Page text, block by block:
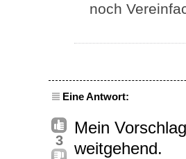
noch
Eine Antwort:
3
Mein
weitgehend.